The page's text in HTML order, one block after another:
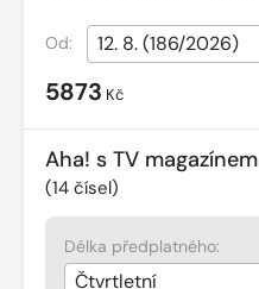
Od:
5873 Kč
Aha! s TV magazínem
(14 čísel)
Délka předplatného: